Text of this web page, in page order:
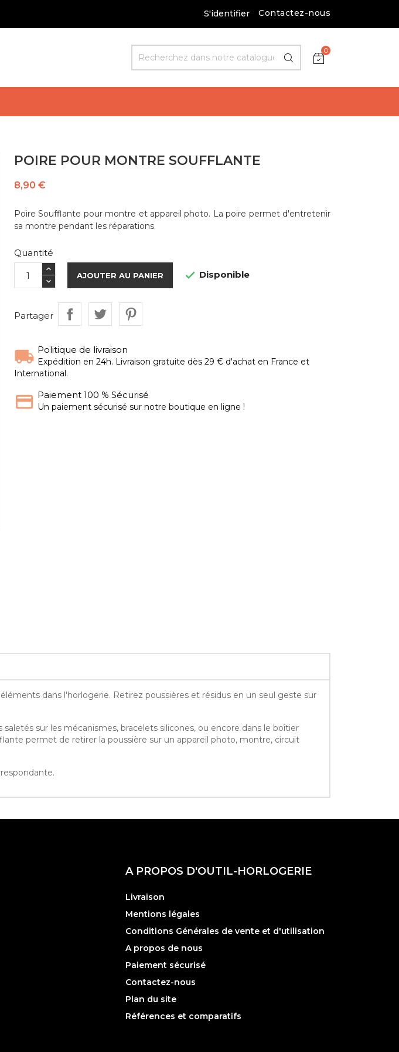
S'identifier Contactez-nous
0
POIRE POUR MONTRE SOUFFLANTE
8,90 €
Poire Soufflante pour montre et appareil photo. La poire permet d'entretenir
sa montre pendant les réparations.
Quantité
AJOUTER AU PANIER  Disponible
Partager
Politique de livraison
Expédition en 24h. Livraison gratuite dès 29 € d'achat en France et
International.
Paiement 100 % Sécurisé
Un paiement sécurisé sur notre boutique en ligne !
dans l'horlogerie. Retirez poussières et résidus en un seul geste sur
sur les mécanismes, bracelets silicones, ou encore dans le boîtier
permet de retirer la poussière sur un appareil photo, montre, circuit
A PROPOS D'OUTIL-HORLOGERIE
Livraison
Mentions légales
Conditions Générales de vente et d'utilisation
A propos de nous
Paiement sécurisé
Contactez-nous
Plan du site
Références et comparatifs